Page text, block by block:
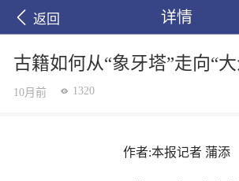
返回 详情
古籍如何从“象牙塔”走向“大
10月前 1320
作者:本报记者 蒲添